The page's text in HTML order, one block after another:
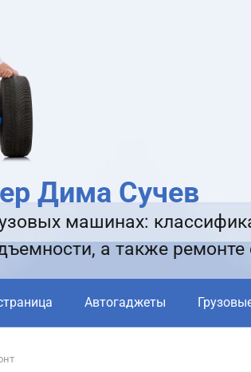
Дима Сучев
машинах:
а также
Автогаджеты